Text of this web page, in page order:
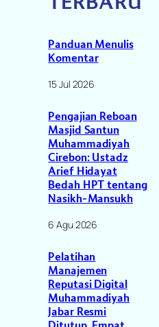
Panduan Menulis
Komentar
15 Jul 2026
Pengajian Reboan
Masjid Santun
Muhammadiyah
Cirebon: Ustadz
Arief Hidayat
Bedah HPT tentang
Nasikh-Mansukh
6 Agu 2026
Pelatihan
Manajemen
Reputasi Digital
Muhammadiyah
Jabar Resmi